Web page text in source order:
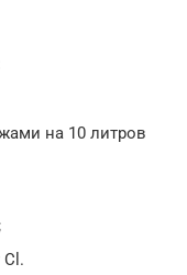
на 10 литров